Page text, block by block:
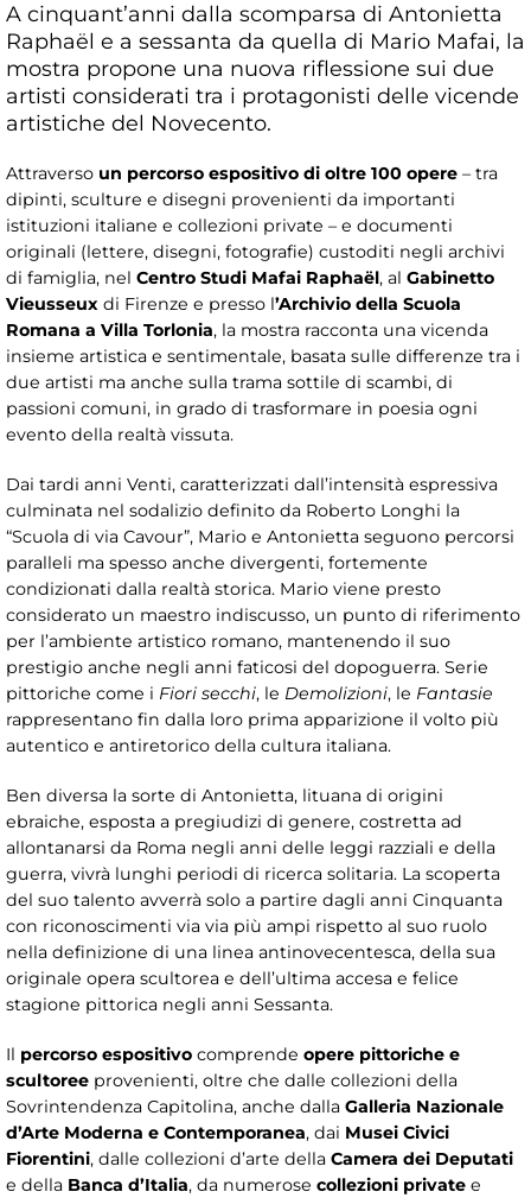
A cinquant’anni dalla scomparsa di Antonietta
Raphaël e a sessanta da quella di Mario Mafai, la
mostra propone una nuova riflessione sui due
artisti considerati tra i protagonisti delle vicende
artistiche del Novecento.
Attraverso un percorso espositivo di oltre 100 opere – tra
dipinti, sculture e disegni provenienti da importanti
istituzioni italiane e collezioni private – e documenti
originali (lettere, disegni, fotografie) custoditi negli archivi
di famiglia, nel Centro Studi Mafai Raphaël, al Gabinetto
Vieusseux di Firenze e presso l’Archivio della Scuola
Romana a Villa Torlonia, la mostra racconta una vicenda
insieme artistica e sentimentale, basata sulle differenze tra i
due artisti ma anche sulla trama sottile di scambi, di
passioni comuni, in grado di trasformare in poesia ogni
evento della realtà vissuta.
Dai tardi anni Venti, caratterizzati dall’intensità espressiva
culminata nel sodalizio definito da Roberto Longhi la
“Scuola di via Cavour”, Mario e Antonietta seguono percorsi
paralleli ma spesso anche divergenti, fortemente
condizionati dalla realtà storica. Mario viene presto
considerato un maestro indiscusso, un punto di riferimento
per l’ambiente artistico romano, mantenendo il suo
prestigio anche negli anni faticosi del dopoguerra. Serie
pittoriche come i Fiori secchi, le Demolizioni, le Fantasie
rappresentano fin dalla loro prima apparizione il volto più
autentico e antiretorico della cultura italiana.
Ben diversa la sorte di Antonietta, lituana di origini
ebraiche, esposta a pregiudizi di genere, costretta ad
allontanarsi da Roma negli anni delle leggi razziali e della
guerra, vivrà lunghi periodi di ricerca solitaria. La scoperta
del suo talento avverrà solo a partire dagli anni Cinquanta
con riconoscimenti via via più ampi rispetto al suo ruolo
nella definizione di una linea antinovecentesca, della sua
originale opera scultorea e dell’ultima accesa e felice
stagione pittorica negli anni Sessanta.
Il percorso espositivo comprende opere pittoriche e
scultoree provenienti, oltre che dalle collezioni della
Sovrintendenza Capitolina, anche dalla Galleria Nazionale
d’Arte Moderna e Contemporanea, dai Musei Civici
Fiorentini, dalle collezioni d’arte della Camera dei Deputati
e della Banca d’Italia, da numerose collezioni private e